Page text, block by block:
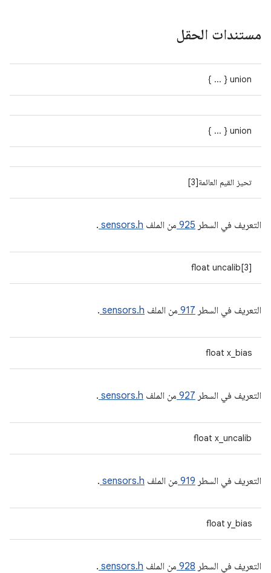
مستندات الحقل
union { ... }
union { ... }
تحيز القيم العائمة[3]
التعريف في السطر 925 من الملف sensors.h
.
float uncalib[3]
التعريف في السطر 917 من الملف sensors.h
.
float x_bias
التعريف في السطر 927 من الملف sensors.h
.
float x_uncalib
التعريف في السطر 919 من الملف sensors.h
.
float y_bias
التعريف في السطر 928 من الملف sensors.h
.